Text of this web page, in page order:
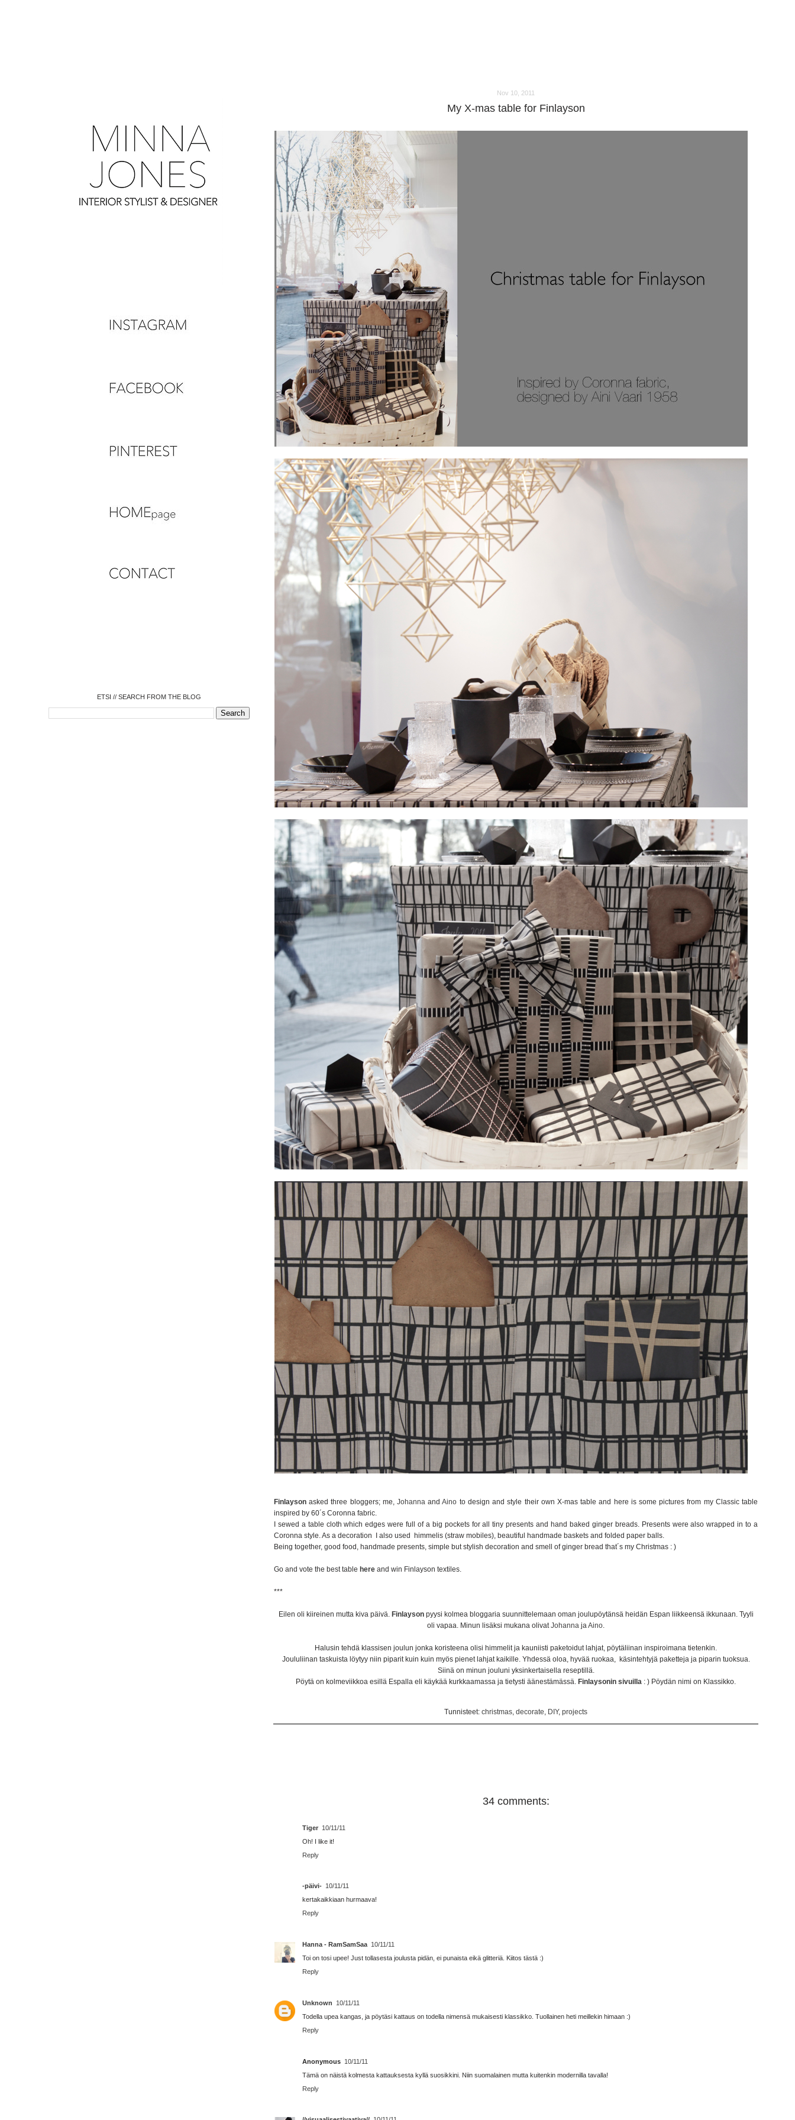
Nov 10, 2011
My X-mas table for Finlayson
Finlayson asked three bloggers; me,Johanna andAino to design and style their own X-mas table and here is some pictures from my Classic table
inspired by 60´s Coronna fabric.
I sewed a table cloth which edges were full of a big pockets for all tiny presents and hand baked ginger breads. Presents were also wrapped in to a
Coronna style. As a decoration I also used himmelis (straw mobiles), beautiful handmade baskets and folded paper balls.
Being together, good food, handmade presents, simple but stylish decoration and smell of ginger bread that´s my Christmas : )
Go and vote the best table here and win Finlayson textiles.
***
Eilen oli kiireinen mutta kiva päivä. Finlaysonpyysi kolmea bloggaria suunnittelemaan oman joulupöytänsä heidän Espan liikkeensä ikkunaan. Tyyli
oli vapaa. Minun lisäksi mukana olivat Johanna ja Aino
Halusin tehdä klassisen joulun jonka koristeena olisi himmelit ja kauniisti paketoidut lahjat, pöytäliinan inspiroimana tietenkin.
Joululiinan taskuista löytyy niin piparit kuin kuin myös pienet lahjat kaikille. Yhdessä oloa, hyvää ruokaa, käsintehtyjä paketteja ja piparin tuoksua.
Siinä on minun jouluni yksinkertaisella reseptillä.
Pöytä on kolmeviikkoa esillä Espalla eli käykää kurkkaamassa ja tietysti äänestämässä. Finlaysonin sivuilla : ) Pöydän nimi on Klassikko.
Tunnisteet: christmas decorate DIY, projects
34 comments:
Tiger 10/11/11
Oh! I like it!
Reply
-päivi- 10/11/11
kertakaikkiaan hurmaava!
Reply
Hanna - RamSamSaa 10/11/11
Toi on tosi upee! Just tollasesta joulusta pidän, ei punaista eikä glitteriä. Kiitos tästä :)
Reply
Unknown
10/11/11
Todella upea kangas, ja pöytäsi kattaus on todella nimensä mukaisesti klassikko. Tuollainen heti meillekin himaan :)
Reply
Anonymous 10/11/11
Tämä on näistä kolmesta kattauksesta kyllä suosikkini. Niin suomalainen mutta kuitenkin modernilla tavalla!
Reply
ETSI // SEARCH FROM THE BLOG